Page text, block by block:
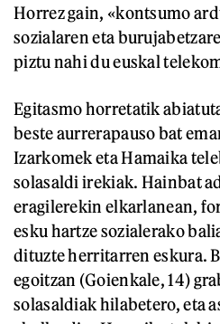
Horrez gain, «kontsumo
sozialaren eta
piztu nahi du euskal
Egitasmo horretatik
beste aurrerapauso bat
Izarkomek eta Hamaika
solasaldi irekiak. Hainbat
eragilerekin elkarlanean,
esku hartze sozialerako
dituzte herritarren eskura.
egoitzan (Goienkale, 14)
solasaldiak hilabetero, eta